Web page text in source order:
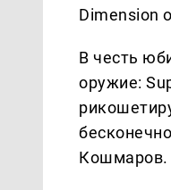
Dimension
В честь
оружие:
Кошмаров.